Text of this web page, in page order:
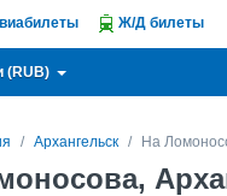
Ж/Д билеты
(RUB)
Архангельск На